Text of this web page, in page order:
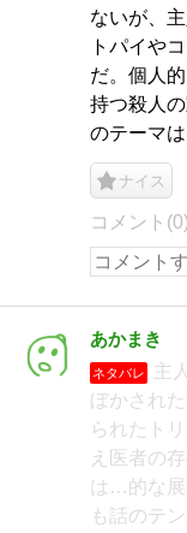
ないが、
トパイや
だ。個人
持つ殺人
のテーマ
ナイス
コメント(0)
あかまき
ネタバレ
主
ぼかされ
られたト
え医者の
は…的な展
も話のテ